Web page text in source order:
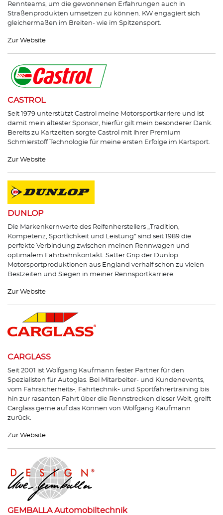
Rennteams, um die gewonnenen Erfahrungen auch in
Straßenprodukten umsetzen zu können. KW engagiert sich
gleichermaßen im Breiten- wie im Spitzensport.
Zur Website
CASTROL
Seit 1979 unterstützt Castrol meine Motorsportkarriere und ist
damit mein ältester Sponsor, hierfür gilt mein besonderer Dank.
Bereits zu Kartzeiten sorgte Castrol mit ihrer Premium
Schmierstoff Technologie für meine ersten Erfolge im Kartsport.
Zur Website
DUNLOP
Die Markenkernwerte des Reifenherstellers „Tradition,
Kompetenz, Sportlichkeit und Leistung“ sind seit 1989 die
perfekte Verbindung zwischen meinen Rennwagen und
optimalem Fahrbahnkontakt. Satter Grip der Dunlop
Motorsportproduktionen aus England verhalf schon zu vielen
Bestzeiten und Siegen in meiner Rennsportkarriere.
Zur Website
CARGLASS
Seit 2001 ist Wolfgang Kaufmann fester Partner für den
Spezialisten für Autoglas. Bei Mitarbeiter- und Kundenevents,
vom Fahrsicherheits-, Fahrtechnik- und Sportfahrertraining bis
hin zur rasanten Fahrt über die Rennstrecken dieser Welt, greift
Carglass gerne auf das Können von Wolfgang Kaufmann
zurück.
Zur Website
GEMBALLA Automobiltechnik